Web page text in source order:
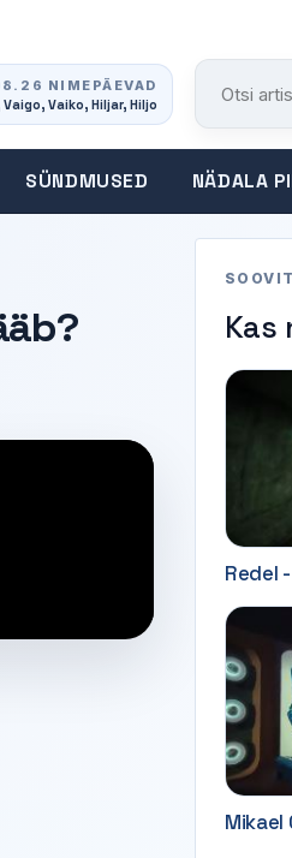
NIMEPÄEVAD
Vaiko, Hiljar, Hiljo
Otsi
SÜNDMUSED NÄDALA
Kas
Redel
Mikael